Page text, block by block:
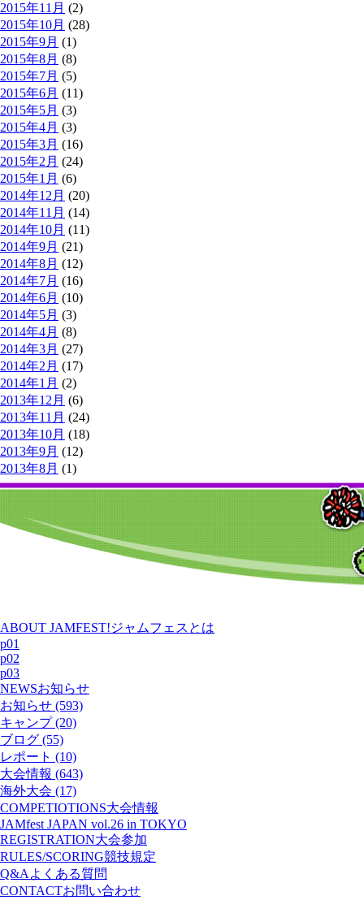
2015年11月 (2)
2015年10月 (28)
2015年9月 (1)
2015年8月 (8)
2015年7月 (5)
2015年6月 (11)
2015年5月 (3)
2015年4月 (3)
2015年3月 (16)
2015年2月 (24)
2015年1月 (6)
2014年12月 (20)
2014年11月 (14)
2014年10月 (11)
2014年9月 (21)
2014年8月 (12)
2014年7月 (16)
2014年6月 (10)
2014年5月 (3)
2014年4月 (8)
2014年3月 (27)
2014年2月 (17)
2014年1月 (2)
2013年12月 (6)
2013年11月 (24)
2013年10月 (18)
2013年9月 (12)
2013年8月 (1)
ABOUT JAMFEST!ジャムフェスとは
p01
p02
p03
NEWSお知らせ
お知らせ (593)
キャンプ (20)
ブログ (55)
レポート (10)
大会情報 (643)
海外大会 (17)
COMPETIOTIONS大会情報
JAMfest JAPAN vol.26 in TOKYO
REGISTRATION大会参加
RULES/SCORING競技規定
Q&A よくある質問
CONTACTお問い合わせ